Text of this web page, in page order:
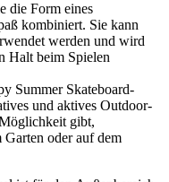
die Form eines
kombiniert. Sie kann
werden und wird
Halt beim Spielen
Summer Skateboard-
und aktives Outdoor-
gibt,
oder auf dem